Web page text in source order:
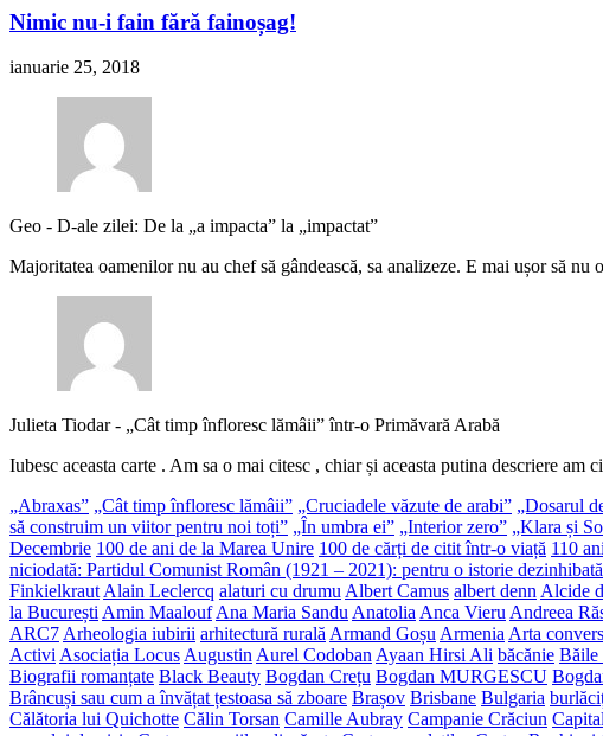
Nimic nu-i fain fără fainoșag!
ianuarie 25, 2018
Geo - D-ale zilei: De la „a impacta” la „impactat”
Majoritatea oamenilor nu au chef să gândească, sa analizeze. E mai ușor să nu
Julieta Tiodar- „Cât timp înfloresc lămâii” într-o Primăvară Arabă
Iubesc aceasta carte . Am sa o mai citesc , chiar și aceasta putina descriere
„Abraxas” „Cât timp înfloresc lămâii” „Cruciadele văzute de arabi” „Dosarul
să construim un viitor pentru noi toți” „În umbra ei” „Interior zero” „Klara și
Decembrie 100 de ani de la Marea Unire 100 de cărți de citit într-o viață 110
niciodată: Partidul Comunist Român (1921 – 2021): pentru o istorie
Finkielkraut Alain Leclercq alaturi cu drumu Albert Camus albert denn Alcide
la București Amin Maalouf Ana Maria Sandu Anatolia Anca Vieru Andreea
ARC7 Arheologia iubirii arhitectură rurală Armand Goșu Armenia Arta
Activi Asociația Locus Augustin Aurel Codoban Ayaan Hirsi Ali băcănie Băile
Biografii romanțate Black Beauty Bogdan Crețu Bogdan MURGESCU
Brâncuși sau cum a învățat țestoasa să zboare Brașov Brisbane Bulgaria
Călătoria lui Quichotte Călin Torsan Camille Aubray Campanie Crăciun